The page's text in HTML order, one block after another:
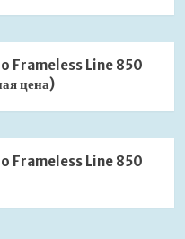
Frameless Line 850
цена)
Frameless Line 850